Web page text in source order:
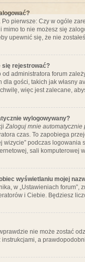
pierwsze: Czy w ogóle
mimo to nie możesz się
upewnić się, że nie
się rejestrować?
od administratora forum
gości, takich jak własny
więc jest zalecane,
wylogowywany?
Zaloguj mnie automatycznie
czas. To zapobiega
wizycie” podczas logowania
sali komputerowej
wyświetlaniu mojej
w „Ustawieniach forum”,
i Ciebie. Będziesz
nie może zostać
a